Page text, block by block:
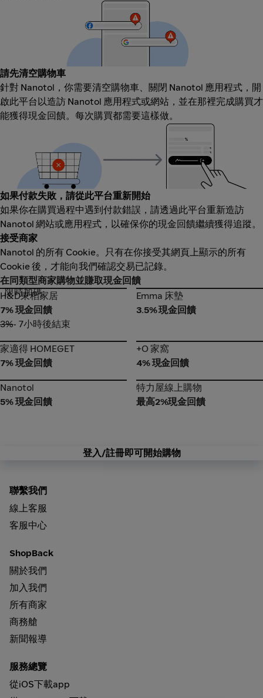
請先清空購物車
針對 Nanotol，你需要清空購物車、關閉 Nanotol 應用程式，開
啟此平台以造訪 Nanotol 應用程式或網站，並在那裡完成購買才
能獲得現金回饋。每次購買都需要這樣做。
如果付款失敗，請從此平台重新開始
如果你在購買過程中遇到付款錯誤，請透過此平台重新造訪
Nanotol 網站或應用程式，以確保你的現金回饋繼續獲得追蹤。
接受商家
Nanotol 的所有 Cookie。只有在你接受其網頁上顯示的所有
Cookie 後，才能向我們確認交易已記錄。
在同類型商家購物並賺取現金回饋
H&D東稻家居
限時加碼
H&D東稻家居
7% 現金回饋
3%• 7小時後結束
Emma 床墊
Emma 床墊
3.5% 現金回饋
家適得 HOMEGET
家適得 HOMEGET
7% 現金回饋
+O 家窩
+O 家窩
4% 現金回饋
Nanotol
Nanotol
5% 現金回饋
特力屋線上購物
特力屋線上購物
最高2%現金回饋
登入/註冊即可開始購物
聯繫我們
線上客服
客服中心
ShopBack
關於我們
加入我們
所有商家
商務艙
新聞報導
服務總覽
從iOS下載app